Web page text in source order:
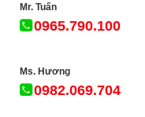
Mr. Tuấn
0965.790.100
Ms. Hương
0982.069.704